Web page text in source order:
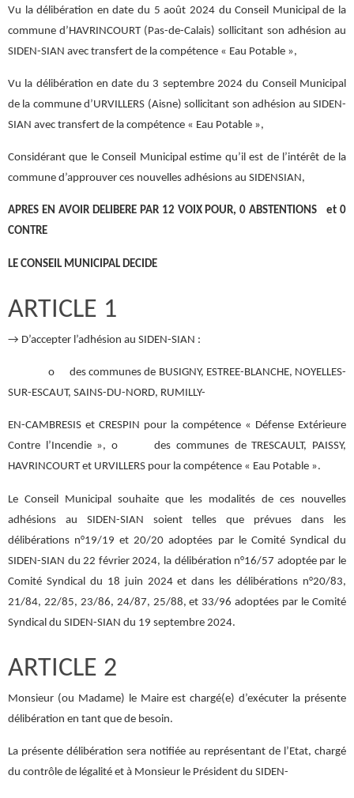
Vu la délibération en date du 5 août 2024 du Conseil Municipal de la
commune d’HAVRINCOURT (Pas-de-Calais) sollicitant son adhésion au
SIDEN-SIAN avec transfert de la compétence « Eau Potable »,
Vu la délibération en date du 3 septembre 2024 du Conseil Municipal
de la commune d’URVILLERS (Aisne) sollicitant son adhésion au SIDEN-
SIAN avec transfert de la compétence « Eau Potable »,
Considérant que le Conseil Municipal estime qu’il est de l’intérêt de la
commune d’approuver ces nouvelles adhésions au SIDENSIAN,
APRES EN AVOIR DELIBERE PAR 12 VOIX POUR, 0 ABSTENTIONS et 0
CONTRE
LE CONSEIL MUNICIPAL DECIDE
ARTICLE 1
→ D’accepter l’adhésion au SIDEN-SIAN :
o des communes de BUSIGNY, ESTREE-BLANCHE, NOYELLES-
SUR-ESCAUT, SAINS-DU-NORD, RUMILLY-
EN-CAMBRESIS et CRESPIN pour la compétence « Défense Extérieure
Contre l’Incendie », o des communes de TRESCAULT, PAISSY,
HAVRINCOURT et URVILLERS pour la compétence « Eau Potable ».
Le Conseil Municipal souhaite que les modalités de ces nouvelles
adhésions au SIDEN-SIAN soient telles que prévues dans les
délibérations n°19/19 et 20/20 adoptées par le Comité Syndical du
SIDEN-SIAN du 22 février 2024, la délibération n°16/57 adoptée par le
Comité Syndical du 18 juin 2024 et dans les délibérations n°20/83,
21/84, 22/85, 23/86, 24/87, 25/88, et 33/96 adoptées par le Comité
Syndical du SIDEN-SIAN du 19 septembre 2024.
ARTICLE 2
Monsieur (ou Madame) le Maire est chargé(e) d’exécuter la présente
délibération en tant que de besoin.
La présente délibération sera notifiée au représentant de l’Etat, chargé
du contrôle de légalité et à Monsieur le Président du SIDEN-